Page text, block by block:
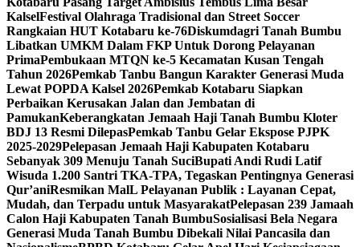
KalselFestival Olahraga Tradisional dan Street Soccer
Rangkaian HUT Kotabaru ke-76Diskumdagri Tanah Bumbu
Libatkan UMKM Dalam FKP Untuk Dorong Pelayanan
PrimaPembukaan MTQN ke-5 Kecamatan Kusan Tengah
Tahun 2026Pemkab Tanbu Bangun Karakter Generasi Muda
Lewat POPDA Kalsel 2026Pemkab Kotabaru Siapkan
Perbaikan Kerusakan Jalan dan Jembatan di
PamukanKeberangkatan Jemaah Haji Tanah Bumbu Kloter
BDJ 13 Resmi DilepasPemkab Tanbu Gelar Ekspose PJPK
2025-2029Pelepasan Jemaah Haji Kabupaten Kotabaru
Sebanyak 309 Menuju Tanah SuciBupati Andi Rudi Latif
Wisuda 1.200 Santri TKA-TPA, Tegaskan Pentingnya Generasi
Qur’aniResmikan MalL Pelayanan Publik : Layanan Cepat,
Mudah, dan Terpadu untuk MasyarakatPelepasan 239 Jamaah
Calon Haji Kabupaten Tanah BumbuSosialisasi Bela Negara
Generasi Muda Tanah Bumbu Dibekali Nilai Pancasila dan